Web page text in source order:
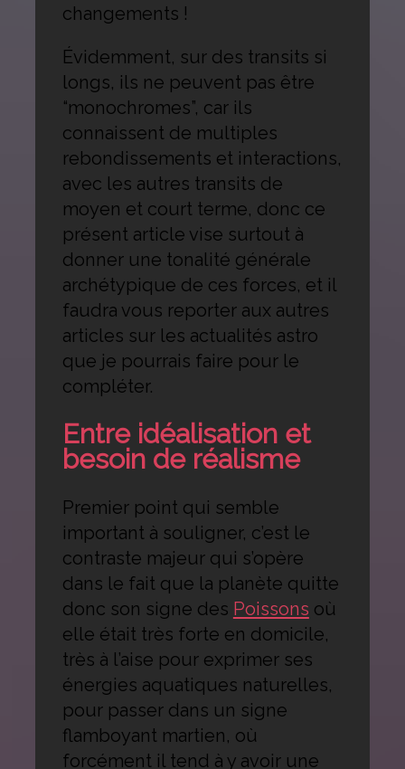
changements !
Évidemment, sur des transits si
longs, ils ne peuvent pas être
“monochromes”, car ils
connaissent de multiples
rebondissements et interactions,
avec les autres transits de
moyen et court terme, donc ce
présent article vise surtout à
donner une tonalité générale
archétypique de ces forces, et il
faudra vous reporter aux autres
articles sur les actualités astro
que je pourrais faire pour le
compléter.
Entre idéalisation et
besoin de réalisme
Premier point qui semble
important à souligner, c’est le
contraste majeur qui s’opère
dans le fait que la planète quitte
donc son signe des Poissons où
elle était très forte en domicile,
très à l’aise pour exprimer ses
énergies aquatiques naturelles,
pour passer dans un signe
flamboyant martien, où
forcément il tend à y avoir une